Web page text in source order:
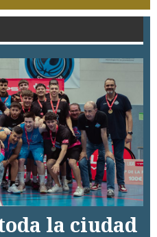
la ciudad